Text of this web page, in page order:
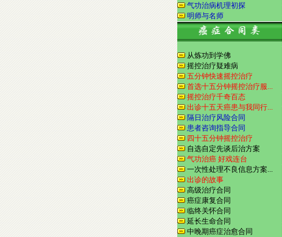
气功治病机理初探
明师与名师
从炼功到学佛
摇控治疗疑难病
五分钟快速摇控治疗
首选十五分钟摇控治疗服...
摇控治疗千奇百态
出诊十五天癌患与我同行...
隔日治疗风险合同
患者咨询指导合同
四十五分钟摇控治疗
自选自定先谈后治方案
气功治癌 好戏连台
一次性处理不良信息方案...
出诊的故事
高级治疗合同
癌症康复合同
临终关怀合同
延长生命合同
中晚期癌症治愈合同